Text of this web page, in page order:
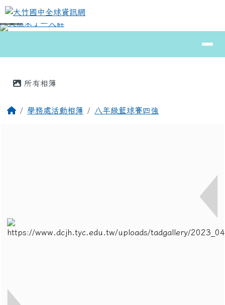
跳至主內容區
大竹國中全球資訊網
⏸
所有相簿
回首頁學務處活動相簿 八年級籃球賽四強